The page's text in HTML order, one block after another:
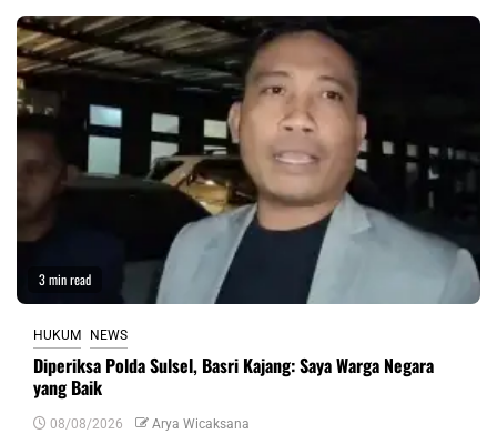
3 min read
HUKUM NEWS
Diperiksa Polda Sulsel, Basri Kajang: Saya Warga Negara
yang Baik
08/08/2026 Arya Wicaksana